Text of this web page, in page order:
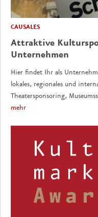
CAUSALES
Attraktive
Unternehmen
Hier findet Ihr als
lokales, regionales und
Theatersponsoring,
mehr